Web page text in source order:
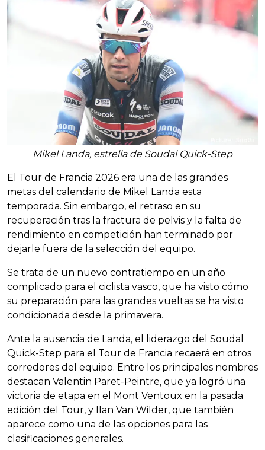
Mikel Landa, estrella de Soudal Quick-Step
El Tour de Francia 2026 era una de las grandes
metas del calendario de Mikel Landa esta
temporada. Sin embargo, el retraso en su
recuperación tras la fractura de pelvis y la falta de
rendimiento en competición han terminado por
dejarle fuera de la selección del equipo.
Se trata de un nuevo contratiempo en un año
complicado para el ciclista vasco, que ha visto cómo
su preparación para las grandes vueltas se ha visto
condicionada desde la primavera.
Ante la ausencia de Landa, el liderazgo del Soudal
Quick-Step para el Tour de Francia recaerá en otros
corredores del equipo. Entre los principales nombres
destacan Valentin Paret-Peintre, que ya logró una
victoria de etapa en el Mont Ventoux en la pasada
edición del Tour, y Ilan Van Wilder, que también
aparece como una de las opciones para las
clasificaciones generales.